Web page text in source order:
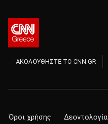
ΑΚΟΛΟΥΘΗΣΤΕ ΤΟ CNN.GR
Όροι χρήσης Δεοντολογία